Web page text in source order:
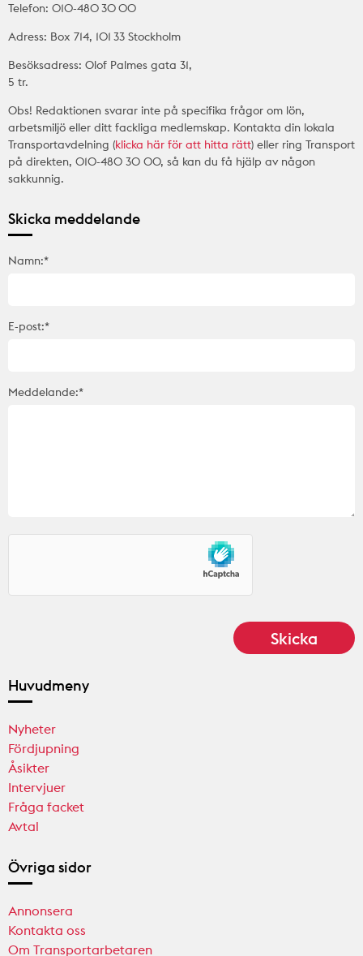
Telefon: 010-480 30 00
Adress: Box 714, 101 33 Stockholm
Besöksadress: Olof Palmes gata 31,
5 tr.
Obs! Redaktionen svarar inte på specifika frågor om lön,
arbetsmiljö eller ditt fackliga medlemskap. Kontakta din lokala
Transportavdelning (klicka här för att hitta rätt) eller ring Transport
på direkten, 010-480 30 00, så kan du få hjälp av någon
sakkunnig.
Skicka meddelande
Namn:*
E-post:*
Meddelande:*
Huvudmeny
Nyheter
Fördjupning
Åsikter
Intervjuer
Fråga facket
Avtal
Övriga sidor
Annonsera
Kontakta oss
Om Transportarbetaren